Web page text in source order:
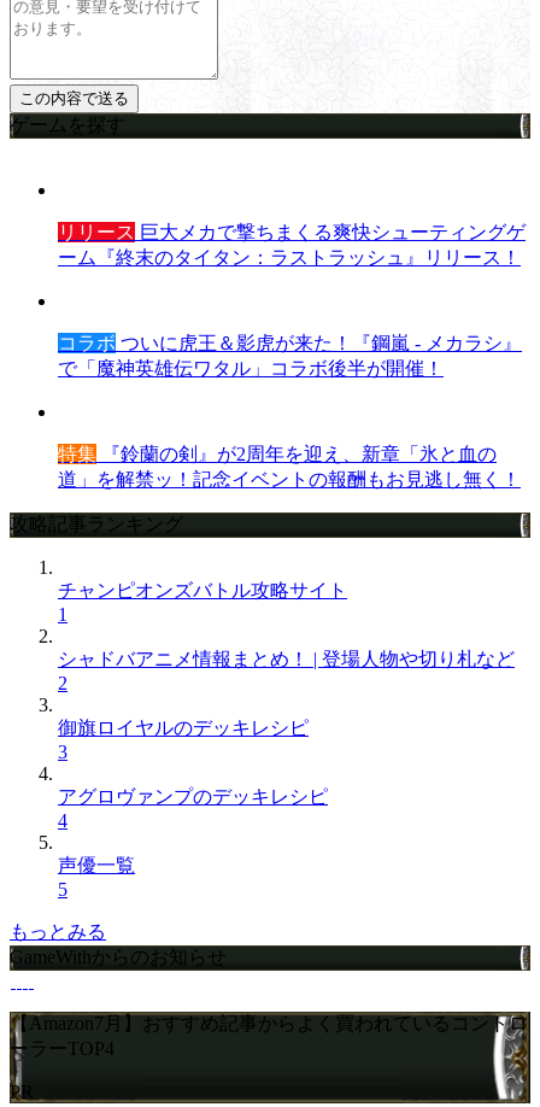
ゲームを探す
リリース 巨大メカで撃ちまくる爽快シューティングゲ
ーム『終末のタイタン：ラストラッシュ』リリース！
コラボ ついに虎王＆影虎が来た！『鋼嵐 - メカラシ』
で「魔神英雄伝ワタル」コラボ後半が開催！
特集 『鈴蘭の剣』が2周年を迎え、新章「氷と血の
道」を解禁ッ！記念イベントの報酬もお見逃し無く！
攻略記事ランキング
チャンピオンズバトル攻略サイト
1
シャドバアニメ情報まとめ！ | 登場人物や切り札など
2
御旗ロイヤルのデッキレシピ
3
アグロヴァンプのデッキレシピ
4
声優一覧
5
もっとみる
GameWithからのお知らせ
【Amazon7月】おすすめ記事からよく買われているコントロ
ーラーTOP4
PR